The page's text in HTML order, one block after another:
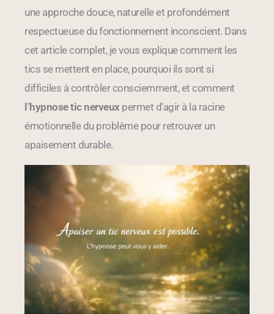
une approche douce, naturelle et profondément
respectueuse du fonctionnement inconscient. Dans
cet article complet, je vous explique comment les
tics se mettent en place, pourquoi ils sont si
difficiles à contrôler consciemment, et comment
l’hypnose tic nerveuxpermet d’agir à la racine
émotionnelle du problème pour retrouver un
apaisement durable.